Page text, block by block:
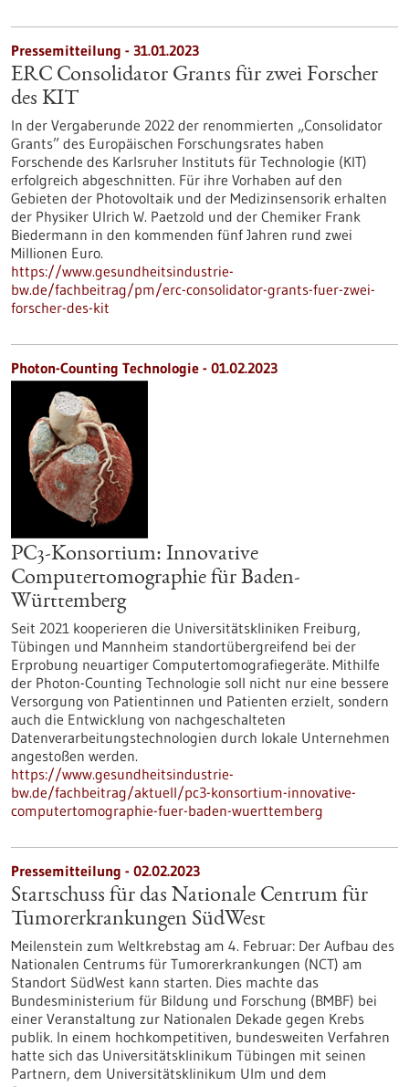
Pressemitteilung - 31.01.2023
ERC Consolidator Grants für zwei Forscher
des KIT
In der Vergaberunde 2022 der renommierten „Consolidator
Grants” des Europäischen Forschungsrates haben
Forschende des Karlsruher Instituts für Technologie (KIT)
erfolgreich abgeschnitten. Für ihre Vorhaben auf den
Gebieten der Photovoltaik und der Medizinsensorik erhalten
der Physiker Ulrich W. Paetzold und der Chemiker Frank
Biedermann in den kommenden fünf Jahren rund zwei
Millionen Euro.
https://www.gesundheitsindustrie-
bw.de/fachbeitrag/pm/erc-consolidator-grants-fuer-zwei-
forscher-des-kit
Photon-Counting Technologie - 01.02.2023
PC3-Konsortium: Innovative
Computertomographie für Baden-
Württemberg
Seit 2021 kooperieren die Universitätskliniken Freiburg,
Tübingen und Mannheim standortübergreifend bei der
Erprobung neuartiger Computertomografiegeräte. Mithilfe
der Photon-Counting Technologie soll nicht nur eine bessere
Versorgung von Patientinnen und Patienten erzielt, sondern
auch die Entwicklung von nachgeschalteten
Datenverarbeitungstechnologien durch lokale Unternehmen
angestoßen werden.
https://www.gesundheitsindustrie-
bw.de/fachbeitrag/aktuell/pc3-konsortium-innovative-
computertomographie-fuer-baden-wuerttemberg
Pressemitteilung - 02.02.2023
Startschuss für das Nationale Centrum für
Tumorerkrankungen SüdWest
Meilenstein zum Weltkrebstag am 4. Februar: Der Aufbau des
Nationalen Centrums für Tumorerkrankungen (NCT) am
Standort SüdWest kann starten. Dies machte das
Bundesministerium für Bildung und Forschung (BMBF) bei
einer Veranstaltung zur Nationalen Dekade gegen Krebs
publik. In einem hochkompetitiven, bundesweiten Verfahren
hatte sich das Universitätsklinikum Tübingen mit seinen
Partnern, dem Universitätsklinikum Ulm und dem